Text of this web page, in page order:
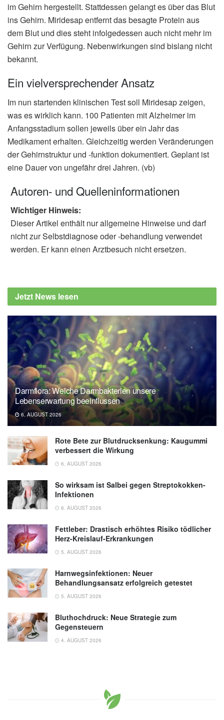
im Gehirn hergestellt. Stattdessen gelangt es über das Blut
ins Gehirn. Miridesap entfernt das besagte Protein aus
dem Blut und dies steht infolgedessen auch nicht mehr im
Gehirn zur Verfügung. Nebenwirkungen sind bislang nicht
bekannt.
Ein vielversprechender Ansatz
Im nun startenden klinischen Test soll Miridesap zeigen,
was es wirklich kann. 100 Patienten mit Alzheimer im
Anfangsstadium sollen jeweils über ein Jahr das
Medikament erhalten. Gleichzeitig werden Veränderungen
der Gehirnstruktur und -funktion dokumentiert. Geplant ist
eine Dauer von ungefähr drei Jahren. (vb)
Autoren- und Quelleninformationen
Wichtiger Hinweis:
Dieser Artikel enthält nur allgemeine Hinweise und darf
nicht zur Selbstdiagnose oder -behandlung verwendet
werden. Er kann einen Arztbesuch nicht ersetzen.
Jetzt News lesen
Darmflora: Welche Darmbakterien unsere
Lebenserwartung beeinflussen
6. AUGUST 2026
Rote Bete zur Blutdrucksenkung: Kaugummi
verbessert die Wirkung
6. AUGUST 2026
So wirksam ist Salbei gegen Streptokokken-
Infektionen
6. AUGUST 2026
Fettleber: Drastisch erhöhtes Risiko tödlicher
Herz-Kreislauf-Erkrankungen
5. AUGUST 2026
Harnwegsinfektionen: Neuer
Behandlungsansatz erfolgreich getestet
5. AUGUST 2026
Bluthochdruck: Neue Strategie zum
Gegensteuern
4. AUGUST 2026